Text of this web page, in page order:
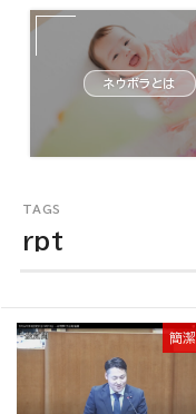
ネウボラとは
rpt
簡潔